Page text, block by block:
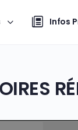
Infos